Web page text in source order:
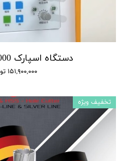
دستگاه اسپارک SP3000 تا M36
۱۵۱,۹۰۰,۰۰۰ تومان
تخفیف ویژه